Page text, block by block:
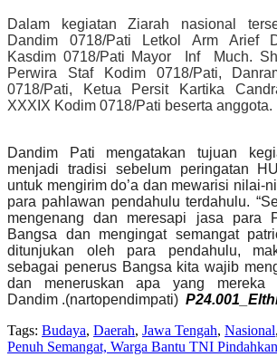
Dalam kegiatan Ziarah nasional
Dandim 0718/Pati Letkol Arm Arief
Kasdim 0718/Pati Mayor Inf Much.
Perwira Staf Kodim 0718/Pati,
0718/Pati, Ketua Persit Kartika
XXXIX Kodim 0718/Pati beserta anggota.
Dandim Pati mengatakan tujuan
menjadi tradisi sebelum peringatan
untuk mengirim do’a dan mewarisi nilai-
para pahlawan pendahulu terdahulu.
mengenang dan meresapi jasa para
Bangsa dan mengingat semangat
ditunjukan oleh para pendahulu,
sebagai penerus Bangsa kita wajib
dan meneruskan apa yang mereka
Dandim .(nartopendimpati)
Tags: Budaya, Daerah, Jawa Tengah, Nasional,
Navigasi
Penuh Semangat, Warga Bantu TNI